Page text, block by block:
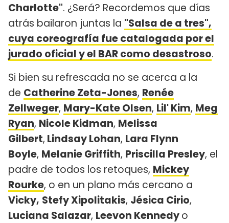
Charlotte". ¿Será? Recordemos que días
atrás bailaron juntas la "Salsa de a tres",
cuya coreografía fue catalogada por el
jurado oficial y el BAR como desastroso.
Si bien su refrescada no se acerca a la
de Catherine Zeta-Jones, Renée
Zellweger, Mary-Kate Olsen, Lil' Kim, Meg
Ryan, Nicole Kidman, Melissa
Gilbert, Lindsay Lohan, Lara Flynn
Boyle, Melanie Griffith, Priscilla Presley, el
padre de todos los retoques, Mickey
Rourke, o en un plano más cercano a
Vicky, Stefy Xipolitakis, Jésica Cirio,
Luciana Salazar, Leevon Kennedyo